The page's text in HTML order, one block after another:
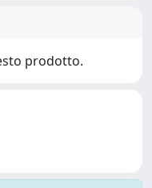
prodotto.